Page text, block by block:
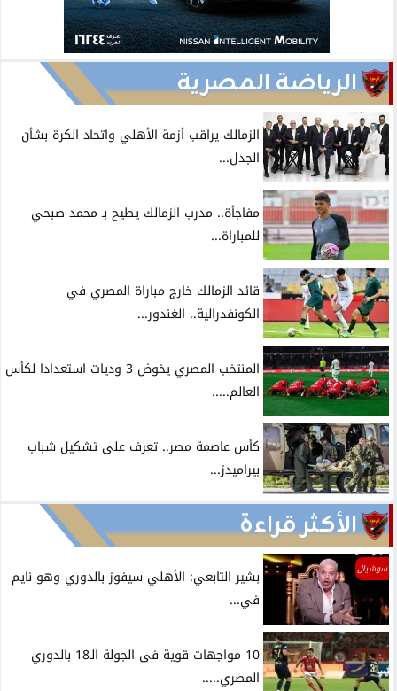
الرياضة المصرية
الزمالك يراقب أزمة الأهلي واتحاد الكرة بشأن
الجدل...
مفاجأة.. مدرب الزمالك يطيح بـ محمد صبحي
للمباراة...
قائد الزمالك خارج مباراة المصري في
الكونفدرالية.. الغندور...
المنتخب المصري يخوض 3 وديات استعدادا لكأس
العالم.....
كأس عاصمة مصر.. تعرف على تشكيل شباب
بيراميدز...
الأكثر قراءة
سوشيال
بشير التابعي: الأهلي سيفوز بالدوري وهو نايم
في...
10 مواجهات قوية فى الجولة الـ18 بالدوري
المصري.....